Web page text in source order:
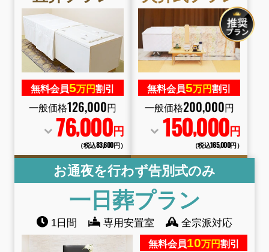
無料会員5万円割引
一般価格126,000円
76,000円
（税込83,600円）
無料会員5万円割引
一般価格200,000円
150,000円
（税込165,000円）
お通夜を行わず告別式のみ
一日葬プラン
1日間 専用安置室 全宗派対応
無料会員10万円割引